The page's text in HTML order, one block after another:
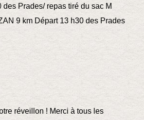
Prades/ repas tiré du sac M
9 km Départ 13 h30 des Prades
réveillon ! Merci à tous les